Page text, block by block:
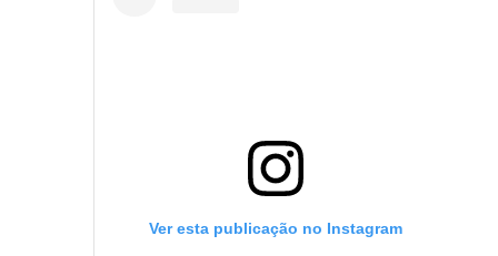
Ver esta publicação no Instagram